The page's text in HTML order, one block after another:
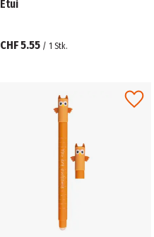
Etui
CHF 5.55 / 1 Stk.